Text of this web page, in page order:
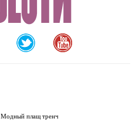
Модный плащ тренч